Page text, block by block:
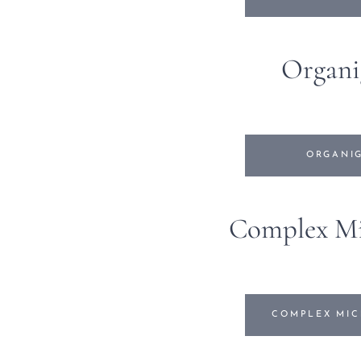
Complex
COMPLEX